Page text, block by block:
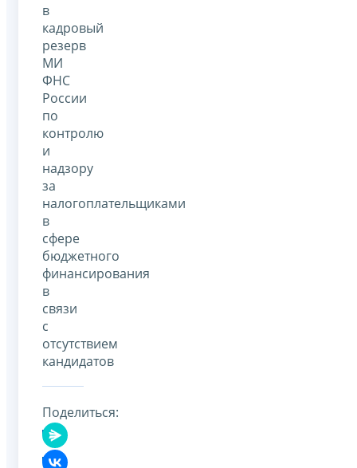
в
кадровый
резерв
МИ
ФНС
России
по
контролю
и
надзору
за
налогоплательщиками
в
сфере
бюджетного
финансирования
в
связи
с
отсутствием
кандидатов
Поделиться: